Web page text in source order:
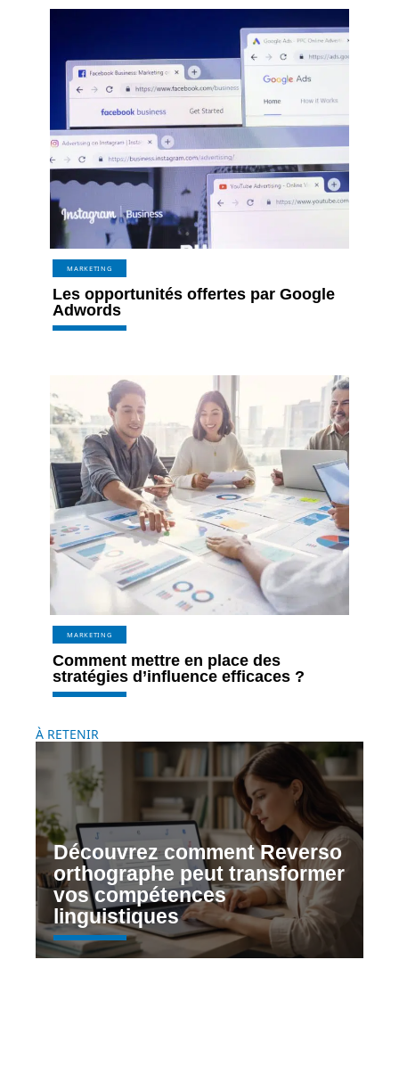
MARKETING
Les opportunités offertes par Google
Adwords
MARKETING
Comment mettre en place des
stratégies d’influence efficaces ?
À RETENIR
Découvrez comment Reverso
orthographe peut transformer
vos compétences
linguistiques